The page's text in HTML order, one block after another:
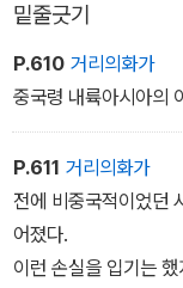
해괴하기 짝이 없는
을 받은 것이었으며,
인간은 광저우 일대에
을 받은 인물들이었다
영 내에 상당히 큰 흥
공인되고 있던 개신교
되자 곧 널리 환멸이
밑줄긋기
P.610 거리의화가
중국령 내륙아시아의
P.611 거리의화가
전에 비중국적이었던
어졌다.
이런 손실을 입기는